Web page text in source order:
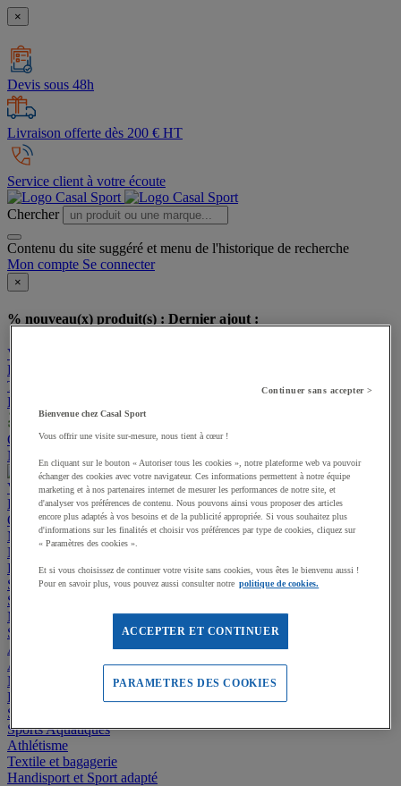
×
Devis sous 48h
Livraison offerte dès 200 € HT
Service client à votre écoute
Chercher
Contenu du site suggéré et menu de l'historique de recherche
Mon compte Se connecter
×
% nouveau(x) produit(s) : Dernier ajout :
Voir mon panier
Poursuivre mes achats
Tous nos produits
Promotions
Offre responsable
Nos services
Voir toutes les catégories
Promotions
Offre responsable
Manutan Expert
Nos services
Equipement multisport
Sports collectifs
Sports de raquettes
Musculation et Fitness
Sports outdoor
Aménagement extérieur - Stades, Aires de jeux
Aménagement intérieur - Gymnases et locaux
Matériel de Gymnastique & Sports Artistiques
Éveil, Jeux et Motricité
Sports de Combat
Sports Aquatiques
Athlétisme
Textile et bagagerie
Handisport et Sport adapté
Continuer sans accepter >
Bienvenue chez Casal Sport
Vous offrir une visite sur-mesure, nous tient à cœur !
En cliquant sur le bouton « Autoriser tous les cookies », notre plateforme web va pouvoir
échanger des cookies avec votre navigateur. Ces informations permettent à notre équipe
marketing et à nos partenaires internet de mesurer les performances de notre site, et
d'analyser vos préférences de contenu. Nous pouvons ainsi vous proposer des articles
encore plus adaptés à vos besoins et de la publicité appropriée. Si vous souhaitez plus
d'informations sur les finalités et choisir vos préférences par type de cookies, cliquez sur
« Paramètres des cookies ».
Et si vous choisissez de continuer votre visite sans cookies, vous êtes le bienvenu aussi !
Pour en savoir plus, vous pouvez aussi consulter notre politique de cookies.
ACCEPTER ET CONTINUER
PARAMETRES DES COOKIES